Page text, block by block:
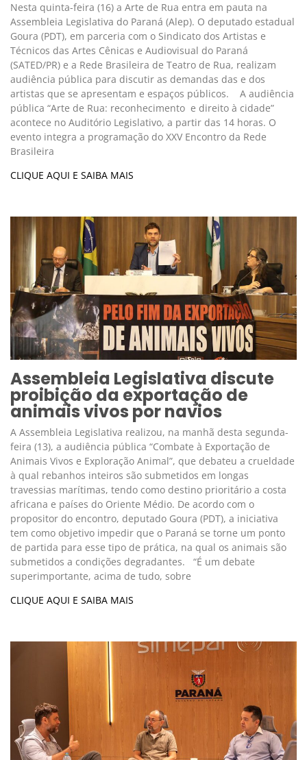
Nesta quinta-feira (16) a Arte de Rua entra em pauta na
Assembleia Legislativa do Paraná (Alep). O deputado estadual
Goura (PDT), em parceria com o Sindicato dos Artistas e
Técnicos das Artes Cênicas e Audiovisual do Paraná
(SATED/PR) e a Rede Brasileira de Teatro de Rua, realizam
audiência pública para discutir as demandas das e dos
artistas que se apresentam e espaços públicos. A audiência
pública “Arte de Rua: reconhecimento e direito à cidade”
acontece no Auditório Legislativo, a partir das 14 horas. O
evento integra a programação do XXV Encontro da Rede
Brasileira
CLIQUE AQUI E SAIBA MAIS
Assembleia Legislativa discute
proibição da exportação de
animais vivos por navios
A Assembleia Legislativa realizou, na manhã desta segunda-
feira (13), a audiência pública “Combate à Exportação de
Animais Vivos e Exploração Animal”, que debateu a crueldade
à qual rebanhos inteiros são submetidos em longas
travessias marítimas, tendo como destino prioritário a costa
africana e países do Oriente Médio. De acordo com o
propositor do encontro, deputado Goura (PDT), a iniciativa
tem como objetivo impedir que o Paraná se torne um ponto
de partida para esse tipo de prática, na qual os animais são
submetidos a condições degradantes. “É um debate
superimportante, acima de tudo, sobre
CLIQUE AQUI E SAIBA MAIS